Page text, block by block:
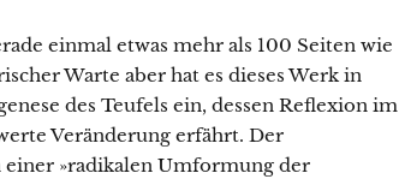
einmal etwas mehr als 100 Seiten wie
Warte aber hat es dieses Werk in
des Teufels ein, dessen Reflexion im
Veränderung erfährt. Der
»radikalen Umformung der